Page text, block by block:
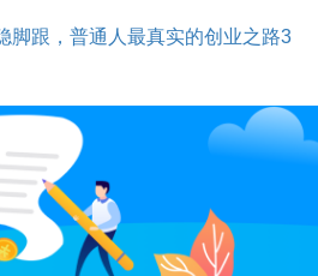
脚跟，普通人最真实的创业之路3